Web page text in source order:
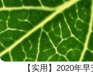
【实用】2020年